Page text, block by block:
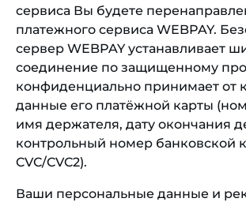
сервиса Вы будете
платежного сервиса WEBPAY.
сервер WEBPAY устанавливает
соединение по защищенному
конфиденциально принимает от
данные его платёжной карты
имя держателя, дату окончания
контрольный номер банковской
CVC/CVC2).
Ваши персональные данные и